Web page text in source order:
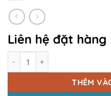
Liên hệ đặt hàng
THÊM